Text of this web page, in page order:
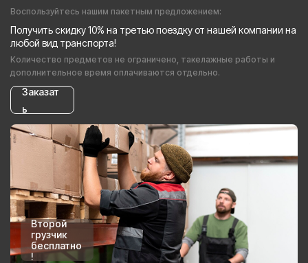
Воспользуйтесь нашим пакетным предложением:
Получить скидку 10% на третью поездку от нашей компании на
любой вид транспорта!
Количество предметов не ограничено, такелажные работы и
дополнительное время оплачиваются отдельно.
Заказат
ь
Второй
грузчик
бесплатно
!